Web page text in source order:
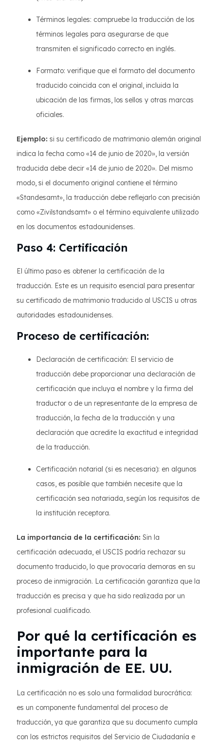
Términos legales: compruebe la traducción de los
términos legales para asegurarse de que
transmiten el significado correcto en inglés.
Formato: verifique que el formato del documento
traducido coincida con el original, incluida la
ubicación de las firmas, los sellos y otras marcas
oficiales.
Ejemplo: si su certificado de matrimonio alemán original
indica la fecha como «14 de junio de 2020», la versión
traducida debe decir «14 de junio de 2020». Del mismo
modo, si el documento original contiene el término
«Standesamt», la traducción debe reflejarlo con precisión
como «Zivilstandsamt» o el término equivalente utilizado
en los documentos estadounidenses.
Paso 4: Certificación
El último paso es obtener la certificación de la
traducción. Este es un requisito esencial para presentar
su certificado de matrimonio traducido al USCIS u otras
autoridades estadounidenses.
Proceso de certificación:
Declaración de certificación: El servicio de
traducción debe proporcionar una declaración de
certificación que incluya el nombre y la firma del
traductor o de un representante de la empresa de
traducción, la fecha de la traducción y una
declaración que acredite la exactitud e integridad
de la traducción.
Certificación notarial (si es necesaria): en algunos
casos, es posible que también necesite que la
certificación sea notariada, según los requisitos de
la institución receptora.
La importancia de la certificación: Sin la
certificación adecuada, el USCIS podría rechazar su
documento traducido, lo que provocaría demoras en su
proceso de inmigración. La certificación garantiza que la
traducción es precisa y que ha sido realizada por un
profesional cualificado.
Por qué la certificación es
importante para la
inmigración de EE. UU.
La certificación no es solo una formalidad burocrática:
es un componente fundamental del proceso de
traducción, ya que garantiza que su documento cumpla
con los estrictos requisitos del Servicio de Ciudadanía e